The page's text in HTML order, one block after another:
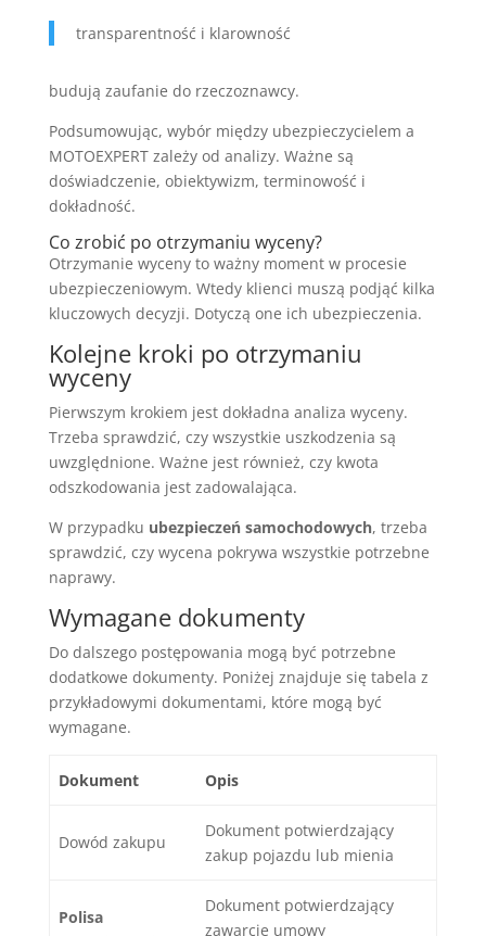
transparentność i klarowność
budują zaufanie do rzeczoznawcy.
Podsumowując, wybór między ubezpieczycielem a
MOTOEXPERT zależy od analizy. Ważne są
doświadczenie, obiektywizm, terminowość i
dokładność.
Co zrobić po otrzymaniu wyceny?
Otrzymanie wyceny to ważny moment w procesie
ubezpieczeniowym. Wtedy klienci muszą podjąć kilka
kluczowych decyzji. Dotyczą one ich ubezpieczenia.
Kolejne kroki po otrzymaniu
wyceny
Pierwszym krokiem jest dokładna analiza wyceny.
Trzeba sprawdzić, czy wszystkie uszkodzenia są
uwzględnione. Ważne jest również, czy kwota
odszkodowania jest zadowalająca.
W przypadku ubezpieczeń samochodowych, trzeba
sprawdzić, czy wycena pokrywa wszystkie potrzebne
naprawy.
Wymagane dokumenty
Do dalszego postępowania mogą być potrzebne
dodatkowe dokumenty. Poniżej znajduje się tabela z
przykładowymi dokumentami, które mogą być
wymagane.
Dokument Opis
Dowód zakupu
Dokument potwierdzający
zakup pojazdu lub mienia
Polisa
Dokument potwierdzający
zawarcie umowy